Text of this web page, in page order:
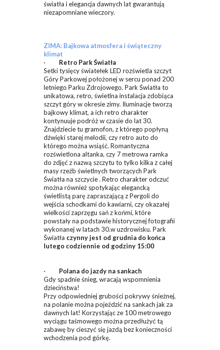
światła i elegancja dawnych lat gwarantują
niezapomniane wieczory.
ZIMA: Bajkowa atmosfera i świąteczny
klimat
· Retro Park Światła
Setki tysięcy światełek LED rozświetla szczyt
Góry Parkowej położonej w sercu ponad 200
letniego Parku Zdrojowego. Park Światła to
unikatowa, retro, świetlna instalacja zdobiąca
szczyt góry w okresie zimy. Iluminacje tworzą
bajkowy klimat, a ich retro charakter
kontynuuje podróż w czasie do lat 30.
Znajdziecie tu gramofon, z którego popłyną
dźwięki starej melodii, czy retro auto do
którego można wsiąść. Romantyczna
rozświetlona altanka, czy 7 metrowa ramka
do zdjęć z nazwą szczytu to tylko kilka z całej
masy rzeźb świetlnych tworzących Park
Światła na szczycie . Retro charakter odczuć
można również spotykając elegancką
świetlistą parę zapraszającą z Pergoli do
wejścia schodkami do kawiarni, czy okazałej
wielkości zaprzęgu sań z końmi, które
powstały na podstawie historycznej fotografii
wykonanej w latach 30.w uzdrowisku. Park
Światła czynny jest od grudnia do końca
lutego codziennie od godziny 15:00
· Polana do jazdy na sankach
Gdy spadnie śnieg, wracają wspomnienia
dzieciństwa!
Przy odpowiedniej grubości pokrywy śnieżnej,
na polanie można pojeździć na sankach jak za
dawnych lat! Korzystając ze 100 metrowego
wyciągu taśmowego można przedłużyć tą
zabawę by cieszyć się jazdą bez konieczności
wchodzenia pod górkę.